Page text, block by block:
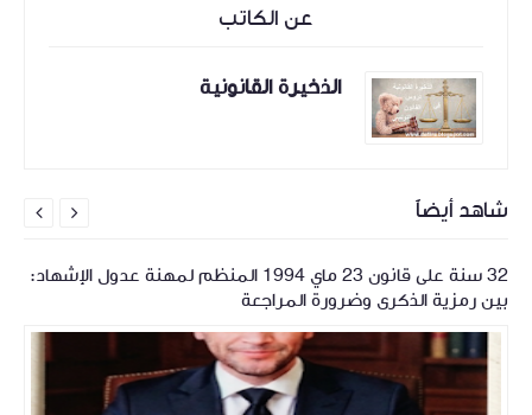
عن الكاتب
الذخيرة القانونية
شاهد أيضاً
32 سنة على قانون 23 ماي 1994 المنظم لمهنة عدول الإشهاد:
بين رمزية الذكرى وضرورة المراجعة

